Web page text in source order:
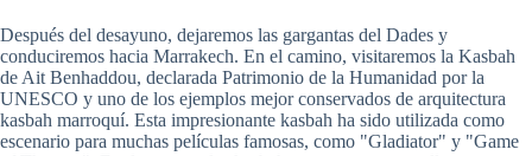
Después del desayuno, dejaremos las gargantas del Dades y
conduciremos hacia Marrakech. En el camino, visitaremos la Kasbah
de Ait Benhaddou, declarada Patrimonio de la Humanidad por la
UNESCO y uno de los ejemplos mejor conservados de arquitectura
kasbah marroquí. Esta impresionante kasbah ha sido utilizada como
escenario para muchas películas famosas, como "Gladiator" y "Game